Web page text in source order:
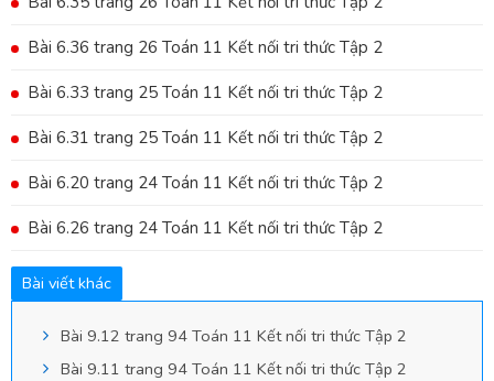
Bài 6.36 trang 26 Toán 11 Kết nối tri thức Tập 2
Bài 6.33 trang 25 Toán 11 Kết nối tri thức Tập 2
Bài 6.31 trang 25 Toán 11 Kết nối tri thức Tập 2
Bài 6.20 trang 24 Toán 11 Kết nối tri thức Tập 2
Bài 6.26 trang 24 Toán 11 Kết nối tri thức Tập 2
Bài viết khác
Bài 9.12 trang 94 Toán 11 Kết nối tri thức Tập 2
Bài 9.11 trang 94 Toán 11 Kết nối tri thức Tập 2